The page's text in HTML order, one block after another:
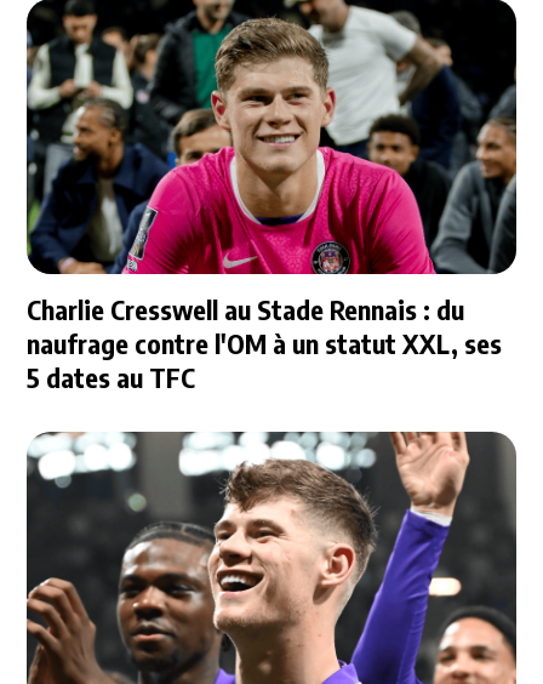
Charlie Cresswell au Stade Rennais : du
naufrage contre l'OM à un statut XXL, ses
5 dates au TFC